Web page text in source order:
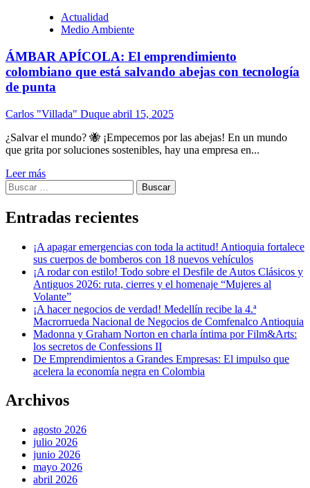
Actualidad
Medio Ambiente
ÁMBAR APÍCOLA: El emprendimiento
colombiano que está salvando abejas con tecnología
de punta
Carlos "Villada" Duque abril 15, 2025
¿Salvar el mundo? 🐝 ¡Empecemos por las abejas! En un mundo
que grita por soluciones sostenibles, hay una empresa en...
Leer más
Buscar:
Entradas recientes
¡A apagar emergencias con toda la actitud! Antioquia fortalece
sus cuerpos de bomberos con 18 nuevos vehículos
¡A rodar con estilo! Todo sobre el Desfile de Autos Clásicos y
Antiguos 2026: ruta, cierres y el homenaje “Mujeres al
Volante”
¡A hacer negocios de verdad! Medellín recibe la 4.ª
Macrorrueda Nacional de Negocios de Comfenalco Antioquia
Madonna y Graham Norton en charla íntima por Film&Arts:
los secretos de Confessions II
De Emprendimientos a Grandes Empresas: El impulso que
acelera la economía negra en Colombia
Archivos
agosto 2026
julio 2026
junio 2026
mayo 2026
abril 2026